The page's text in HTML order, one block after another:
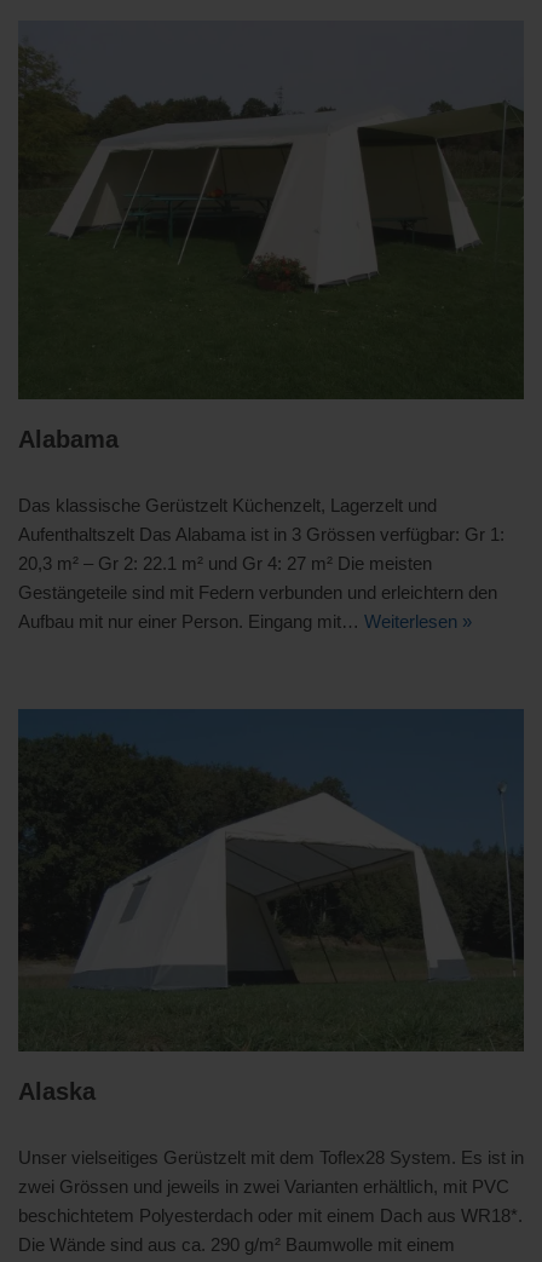
Alabama
Das klassische Gerüstzelt Küchenzelt, Lagerzelt und
Aufenthaltszelt Das Alabama ist in 3 Grössen verfügbar: Gr 1:
20,3 m² – Gr 2: 22.1 m² und Gr 4: 27 m² Die meisten
Gestängeteile sind mit Federn verbunden und erleichtern den
Aufbau mit nur einer Person. Eingang mit… Weiterlesen »
Alaska
Unser vielseitiges Gerüstzelt mit dem Toflex28 System. Es ist in
zwei Grössen und jeweils in zwei Varianten erhältlich, mit PVC
beschichtetem Polyesterdach oder mit einem Dach aus WR18*.
Die Wände sind aus ca. 290 g/m² Baumwolle mit einem